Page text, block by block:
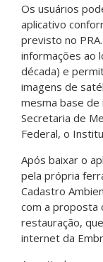
Os usuários
aplicativo
previsto no
informações ao
década) e
imagens de
mesma base de
Secretaria de
Federal, o
Após baixar o
pela própria
Cadastro
com a proposta
restauração,
internet da